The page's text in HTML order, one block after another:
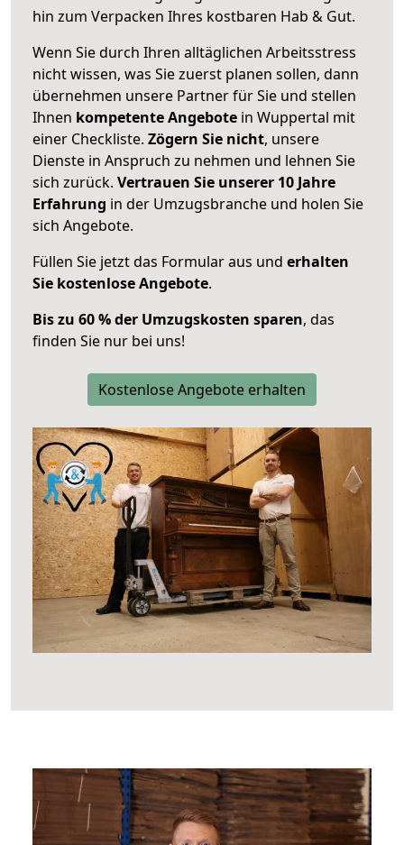
hin zum Verpacken Ihres kostbaren Hab & Gut.
Wenn Sie durch Ihren alltäglichen Arbeitsstress
nicht wissen, was Sie zuerst planen sollen, dann
übernehmen unsere Partner für Sie und stellen
Ihnen kompetente Angebote in Wuppertal mit
einer Checkliste. Zögern Sie nicht, unsere
Dienste in Anspruch zu nehmen und lehnen Sie
sich zurück. Vertrauen Sie unserer 10 Jahre
Erfahrung in der Umzugsbranche und holen Sie
sich Angebote.
Füllen Sie jetzt das Formular aus und erhalten
Sie kostenlose Angebote.
Bis zu 60 % der Umzugskosten sparen, das
finden Sie nur bei uns!
Kostenlose Angebote erhalten